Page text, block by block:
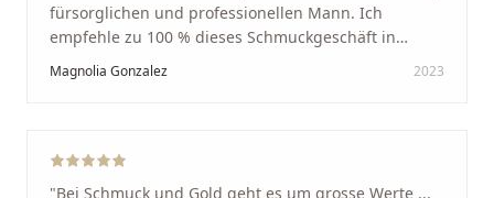
fürsorglichen und professionellen Mann. Ich
empfehle zu 100 % dieses Schmuckgeschäft in
Schaffhausen. Ich selbst war sehr zufrieden und
glücklich mit der Behandlung. Ich danke Ihnen – ich
Magnolia Gonzalez 2023
"Bei Schmuck und Gold geht es um grosse Werte ...